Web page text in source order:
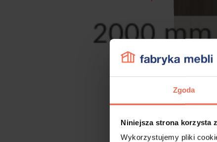
Zgoda
Niniejsza strona korzysta
Wykorzystujemy pliki